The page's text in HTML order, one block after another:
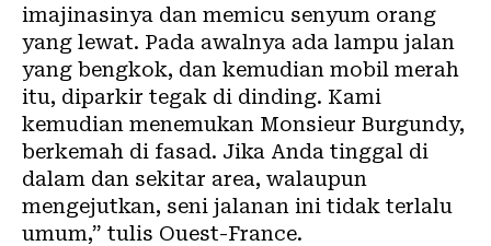
imajinasinya dan memicu senyum orang
yang lewat. Pada awalnya ada lampu jalan
yang bengkok, dan kemudian mobil merah
itu, diparkir tegak di dinding. Kami
kemudian menemukan Monsieur Burgundy,
berkemah di fasad. Jika Anda tinggal di
dalam dan sekitar area, walaupun
mengejutkan, seni jalanan ini tidak terlalu
umum,” tulis Ouest-France.